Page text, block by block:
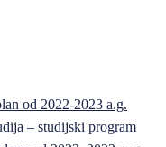
od 2022-2023 a.g.
– studijski program